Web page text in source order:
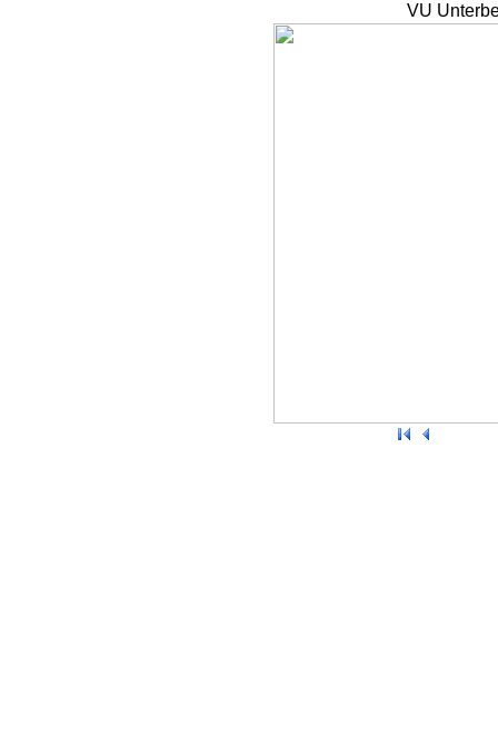
VU